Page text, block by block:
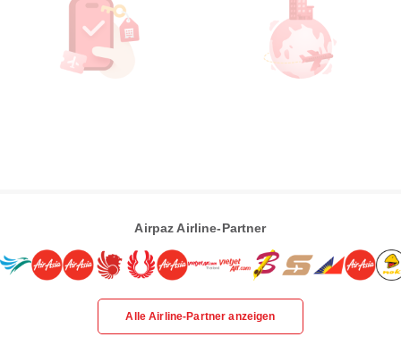
Airpaz Airline-Partner
Alle Airline-Partner anzeigen